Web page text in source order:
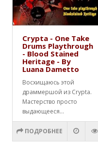
Crypta - One Take
Drums Playthrough
- Blood Stained
Heritage - By
Luana Dametto
Восхищаюсь этой
драммершой из Crypta.
Мастерство просто
выдающееся...
ПОДРОБНЕЕ